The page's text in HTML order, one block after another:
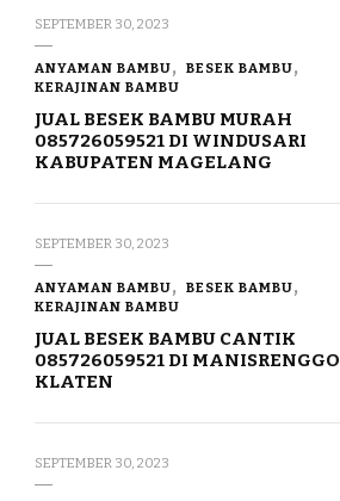
SEPTEMBER 30, 2023
ANYAMAN BAMBU
BESEK BAMBU
KERAJINAN BAMBU
JUAL BESEK BAMBU MURAH
085726059521 DI WINDUSARI
KABUPATEN MAGELANG
SEPTEMBER 30, 2023
ANYAMAN BAMBU
BESEK BAMBU
KERAJINAN BAMBU
JUAL BESEK BAMBU CANTIK
085726059521 DI MANISRENGGO
KLATEN
SEPTEMBER 30, 2023